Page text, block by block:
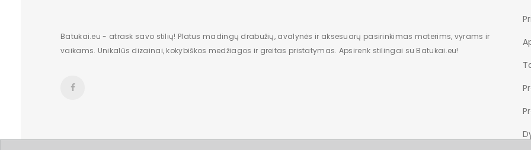
Batukai.eu - atrask savo stilių! Platus madingų drabužių, avalynės ir aksesuarų pasirinkimas moterims, vyrams ir
vaikams. Unikalūs dizainai, kokybiškos medžiagos ir greitas pristatymas. Apsirenk stilingai su Batukai.eu!